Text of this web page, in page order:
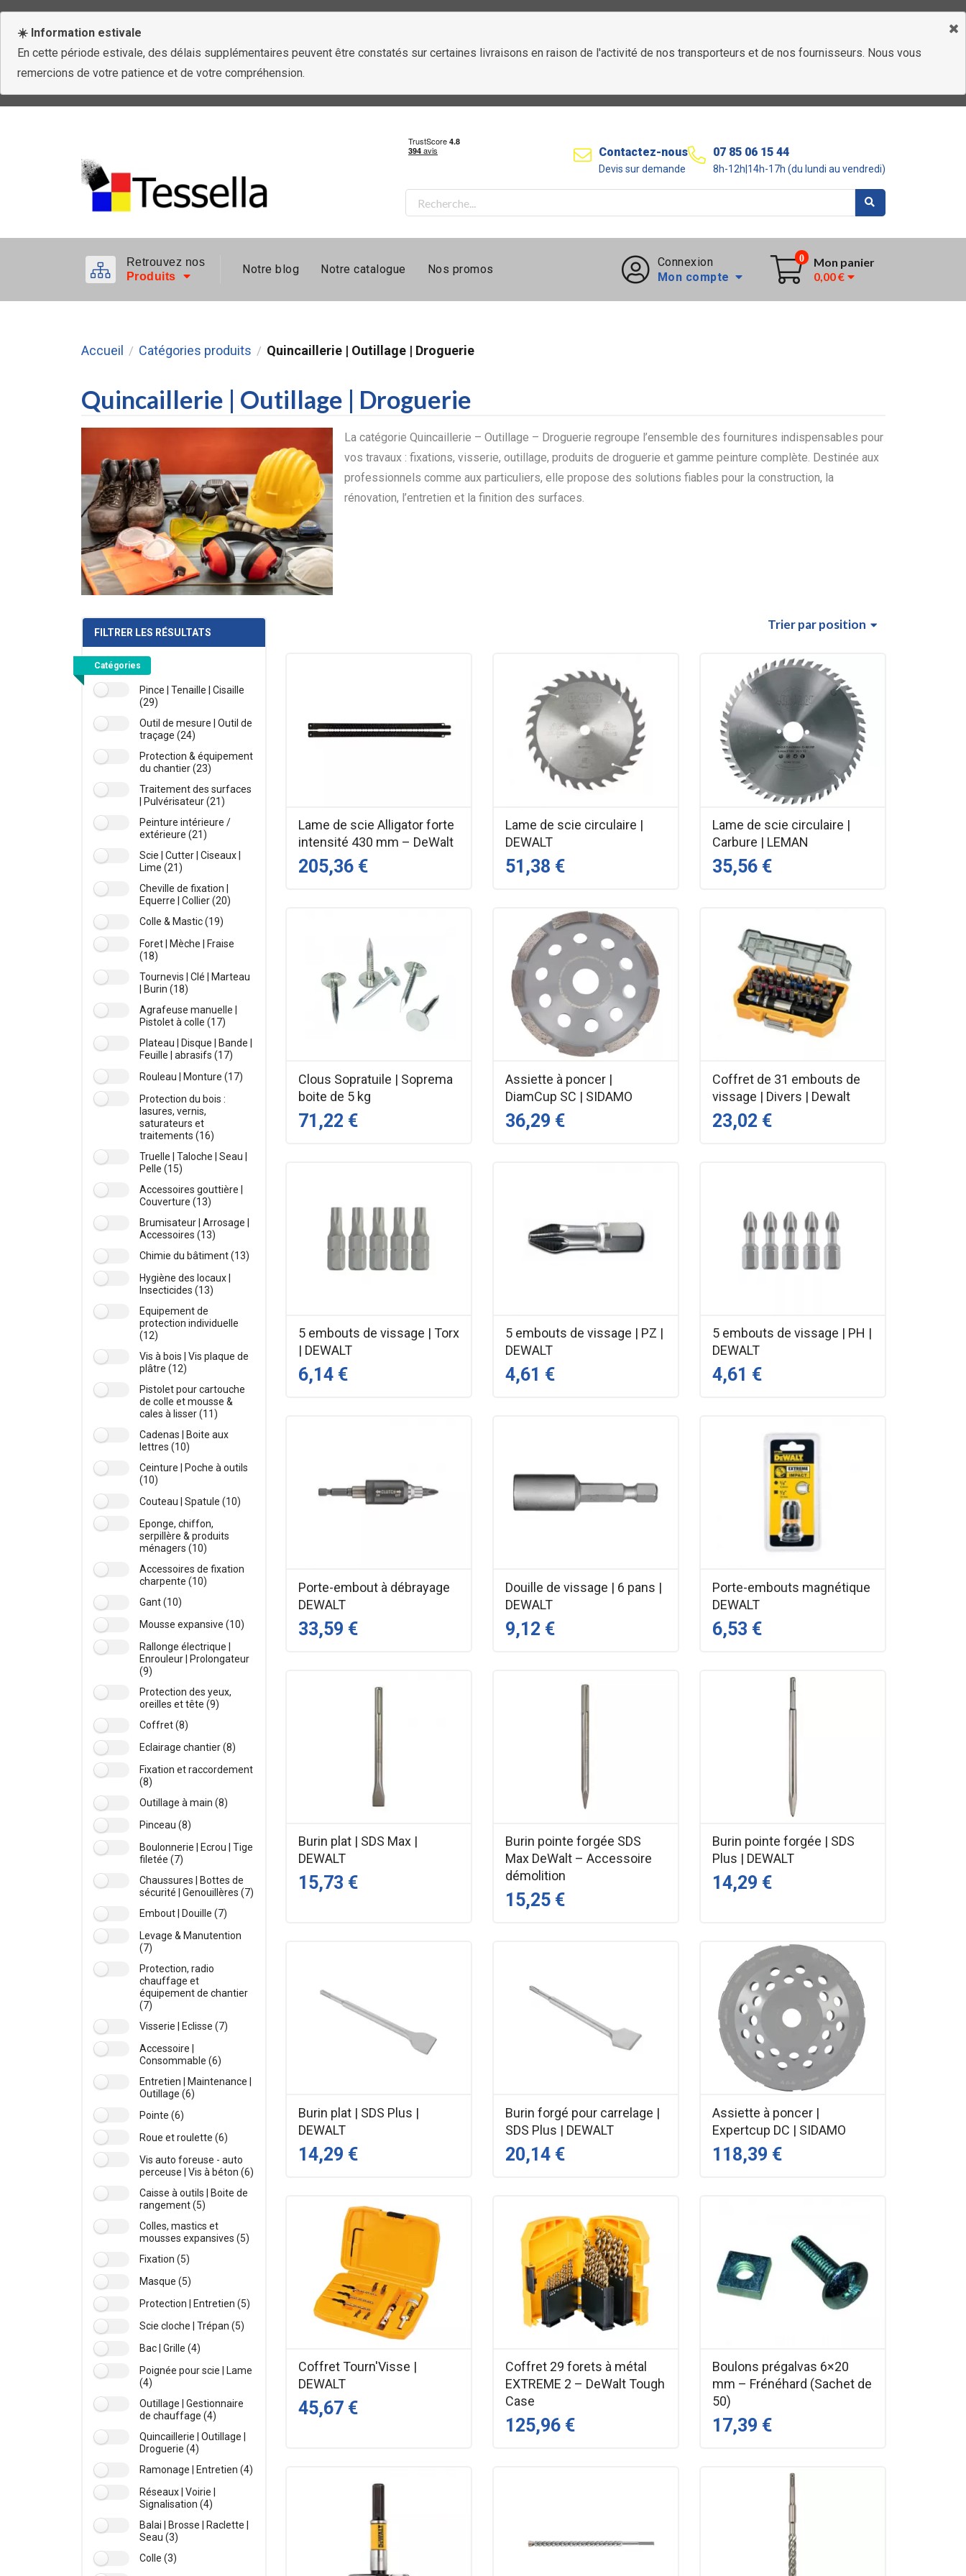
☀️ Information estivale
En cette période estivale, des délais supplémentaires peuvent être constatés sur certaines livraisons en raison de l'activité de nos transporteurs et de nos fournisseurs. Nous vous
remercions de votre patience et de votre compréhension.
Contactez-nous
Devis sur demande
07 85 06 15 44
8h-12h|14h-17h (du lundi au vendredi)
Retrouvez nos
Produits
Notre blog Notre catalogue Nos promos
Connexion
Mon compte
0
Mon panier
0,00 €
Accueil / Catégories produits / Quincaillerie | Outillage | Droguerie
Quincaillerie | Outillage | Droguerie
La catégorie Quincaillerie – Outillage – Droguerie regroupe l’ensemble des fournitures indispensables pour
vos travaux : fixations, visserie, outillage, produits de droguerie et gamme peinture complète. Destinée aux
professionnels comme aux particuliers, elle propose des solutions fiables pour la construction, la
rénovation, l’entretien et la finition des surfaces.
FILTRER LES RÉSULTATS
Catégories
Pince | Tenaille | Cisaille
(29)
Outil de mesure | Outil de
traçage (24)
Protection & équipement
du chantier (23)
Traitement des surfaces
| Pulvérisateur (21)
Peinture intérieure /
extérieure (21)
Scie | Cutter | Ciseaux |
Lime (21)
Cheville de fixation |
Equerre | Collier (20)
Colle & Mastic (19)
Foret | Mèche | Fraise
(18)
Tournevis | Clé | Marteau
| Burin (18)
Agrafeuse manuelle |
Pistolet à colle (17)
Plateau | Disque | Bande |
Feuille | abrasifs (17)
Rouleau | Monture (17)
Protection du bois :
lasures, vernis,
saturateurs et
traitements (16)
Truelle | Taloche | Seau |
Pelle (15)
Accessoires gouttière |
Couverture (13)
Brumisateur | Arrosage |
Accessoires (13)
Chimie du bâtiment (13)
Hygiène des locaux |
Insecticides (13)
Equipement de
protection individuelle
(12)
Vis à bois | Vis plaque de
plâtre (12)
Pistolet pour cartouche
de colle et mousse &
cales à lisser (11)
Cadenas | Boite aux
lettres (10)
Ceinture | Poche à outils
(10)
Couteau | Spatule (10)
Eponge, chiffon,
serpillère & produits
ménagers (10)
Accessoires de fixation
charpente (10)
Gant (10)
Mousse expansive (10)
Rallonge électrique |
Enrouleur | Prolongateur
(9)
Protection des yeux,
oreilles et tête (9)
Coffret (8)
Eclairage chantier (8)
Fixation et raccordement
(8)
Outillage à main (8)
Pinceau (8)
Boulonnerie | Ecrou | Tige
filetée (7)
Chaussures | Bottes de
sécurité | Genouillères (7)
Embout | Douille (7)
Levage & Manutention
(7)
Protection, radio
chauffage et
équipement de chantier
(7)
Visserie | Eclisse (7)
Accessoire |
Consommable (6)
Entretien | Maintenance |
Outillage (6)
Pointe (6)
Roue et roulette (6)
Vis auto foreuse - auto
perceuse | Vis à béton (6)
Caisse à outils | Boite de
rangement (5)
Colles, mastics et
mousses expansives (5)
Fixation (5)
Masque (5)
Protection | Entretien (5)
Scie cloche | Trépan (5)
Bac | Grille (4)
Poignée pour scie | Lame
(4)
Outillage | Gestionnaire
de chauffage (4)
Quincaillerie | Outillage |
Droguerie (4)
Ramonage | Entretien (4)
Réseaux | Voirie |
Signalisation (4)
Balai | Brosse | Raclette |
Seau (3)
Colle (3)
Trierpar position
Lame de scie Alligator forte
intensité 430 mm – DeWalt
205,36 €
Lame de scie circulaire |
DEWALT
51,38 €
Lame de scie circulaire |
Carbure | LEMAN
35,56 €
Clous Sopratuile | Soprema
boite de 5 kg
71,22 €
Assiette à poncer |
DiamCup SC | SIDAMO
36,29 €
Coffret de 31 embouts de
vissage | Divers | Dewalt
23,02 €
5 embouts de vissage | Torx
| DEWALT
6,14 €
5 embouts de vissage | PZ |
DEWALT
4,61 €
5 embouts de vissage | PH |
DEWALT
4,61 €
Porte-embout à débrayage
DEWALT
33,59 €
Douille de vissage | 6 pans |
DEWALT
9,12 €
Porte-embouts magnétique
DEWALT
6,53 €
Burin plat | SDS Max |
DEWALT
15,73 €
Burin pointe forgée SDS
Max DeWalt – Accessoire
démolition
15,25 €
Burin pointe forgée | SDS
Plus | DEWALT
14,29 €
Burin plat | SDS Plus |
DEWALT
14,29 €
Burin forgé pour carrelage |
SDS Plus | DEWALT
20,14 €
Assiette à poncer |
Expertcup DC | SIDAMO
118,39 €
Coffret Tourn'Visse |
DEWALT
45,67 €
Coffret 29 forets à métal
EXTREME 2 – DeWalt Tough
Case
125,96 €
Boulons prégalvas 6×20
mm – Frénéhard (Sachet de
50)
17,39 €